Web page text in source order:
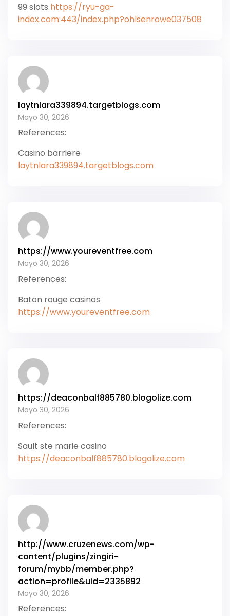
99 slots https://ryu-ga-
index.com:443/index.php?ohlsenrowe037508
laytnlara339894.targetblogs.com
Mayo 30, 2026
References:
Casino barriere
laytnlara339894.targetblogs.com
https://www.youreventfree.com
Mayo 30, 2026
References:
Baton rouge casinos
https://www.youreventfree.com
https://deaconbalf885780.blogolize.com
Mayo 30, 2026
References:
Sault ste marie casino
https://deaconbalf885780.blogolize.com
http://www.cruzenews.com/wp-
content/plugins/zingiri-
forum/mybb/member.php?
action=profile&uid=2335892
Mayo 30, 2026
References: